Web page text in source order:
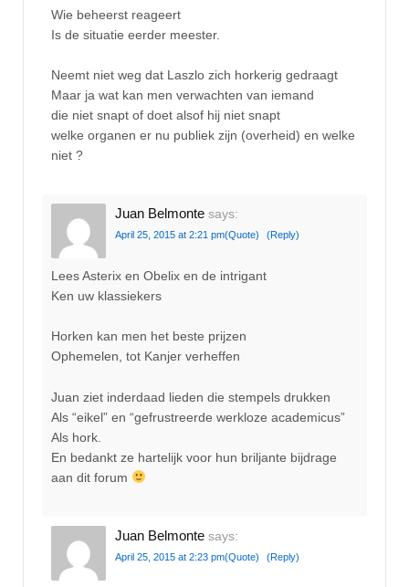
Wie beheerst reageert
Is de situatie eerder meester.
Neemt niet weg dat Laszlo zich horkerig gedraagt
Maar ja wat kan men verwachten van iemand
die niet snapt of doet alsof hij niet snapt
welke organen er nu publiek zijn (overheid) en welke
niet ?
Juan Belmonte says:
April 25, 2015 at 2:21 pm(Quote) (Reply)
Lees Asterix en Obelix en de intrigant
Ken uw klassiekers
Horken kan men het beste prijzen
Ophemelen, tot Kanjer verheffen
Juan ziet inderdaad lieden die stempels drukken
Als “eikel” en “gefrustreerde werkloze academicus”
Als hork.
En bedankt ze hartelijk voor hun briljante bijdrage
aan dit forum
Juan Belmonte says:
April 25, 2015 at 2:23 pm(Quote) (Reply)